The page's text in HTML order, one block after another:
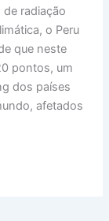
radiação
o Peru
que neste
pontos, um
dos países
afetados